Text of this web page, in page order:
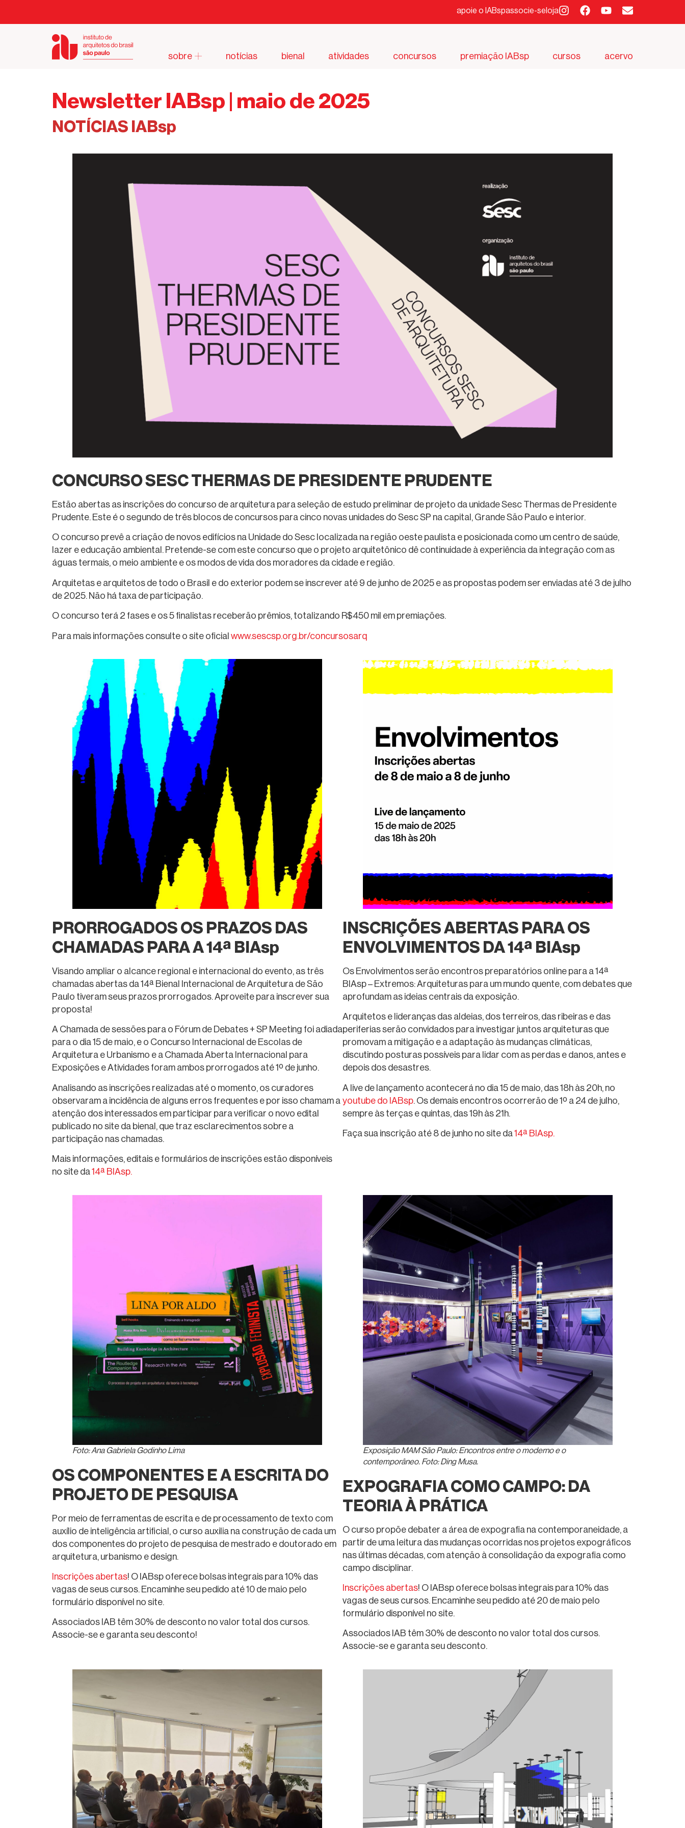
apoie o IABspassocie-seloja
sobre notícias bienal atividades concursos premiação IABsp cursos acervo
Newsletter IABsp | maio de 2025
NOTÍCIAS IABsp
CONCURSO SESC THERMAS DE PRESIDENTE PRUDENTE
Estão abertas as inscrições do concurso de arquitetura para seleção de estudo preliminar de projeto da unidade Sesc Thermas de Presidente
Prudente. Este é o segundo de três blocos de concursos para cinco novas unidades do Sesc SP na capital, Grande São Paulo e interior.
O concurso prevê a criação de novos edifícios na Unidade do Sesc localizada na região oeste paulista e posicionada como um centro de saúde,
lazer e educação ambiental. Pretende-se com este concurso que o projeto arquitetônico dê continuidade à experiência da integração com as
águas termais, o meio ambiente e os modos de vida dos moradores da cidade e região.
Arquitetas e arquitetos de todo o Brasil e do exterior podem se inscrever até 9 de junho de 2025 e as propostas podem ser enviadas até 3 de julho
de 2025. Não há taxa de participação.
O concurso terá 2 fases e os 5 finalistas receberão prêmios, totalizando R$450 mil em premiações.
Para mais informações consulte o site oficial www.sescsp.org.br/concursosarq
PRORROGADOS OS PRAZOS DAS
CHAMADAS PARA A 14ª BIAsp
Visando ampliar o alcance regional e internacional do evento, as três
chamadas abertas da 14ª Bienal Internacional de Arquitetura de São
Paulo tiveram seus prazos prorrogados. Aproveite para inscrever sua
proposta!
A Chamada de sessões para o Fórum de Debates + SP Meeting foi adiada
para o dia 15 de maio, e o Concurso Internacional de Escolas de
Arquitetura e Urbanismo e a Chamada Aberta Internacional para
Exposições e Atividades foram ambos prorrogados até 1º de junho.
Analisando as inscrições realizadas até o momento, os curadores
observaram a incidência de alguns erros frequentes e por isso chamam a
atenção dos interessados em participar para verificar o novo edital
publicado no site da bienal, que traz esclarecimentos sobre a
participação nas chamadas.
Mais informações, editais e formulários de inscrições estão disponíveis
no site da14ª BIAsp.
INSCRIÇÕES ABERTAS PARA OS
ENVOLVIMENTOS DA 14ª BIAsp
Os Envolvimentos serão encontros preparatórios online para a 14ª
BIAsp – Extremos: Arquiteturas para um mundo quente, com debates que
aprofundam as ideias centrais da exposição.
Arquitetos e lideranças das aldeias, dos terreiros, das ribeiras e das
periferias serão convidados para investigar juntos arquiteturas que
promovam a mitigação e a adaptação às mudanças climáticas,
discutindo posturas possíveis para lidar com as perdas e danos, antes e
depois dos desastres.
A live de lançamento acontecerá no dia 15 de maio, das 18h às 20h, no
youtube do IABsp. Os demais encontros ocorrerão de 1º a 24 de julho,
sempre às terças e quintas, das 19h às 21h.
Faça sua inscrição até 8 de junho no site da14ª BIAsp.
Foto: Ana Gabriela Godinho Lima
OS COMPONENTES E A ESCRITA DO
PROJETO DE PESQUISA
Por meio de ferramentas de escrita e de processamento de texto com
auxílio de inteligência artificial, o curso auxilia na construção de cada um
dos componentes do projeto de pesquisa de mestrado e doutorado em
arquitetura, urbanismo e design.
Inscrições abertas! O IABsp oferece bolsas integrais para 10% das
vagas de seus cursos. Encaminhe seu pedido até 10 de maio pelo
formulário disponível no site.
Associados IAB têm 30% de desconto no valor total dos cursos.
Associe-se e garanta seu desconto!
Exposição MAM São Paulo: Encontros entre o moderno e o
contemporâneo. Foto: Ding Musa.
EXPOGRAFIA COMO CAMPO: DA
TEORIA À PRÁTICA
O curso propõe debater a área de expografia na contemporaneidade, a
partir de uma leitura das mudanças ocorridas nos projetos expográficos
nas últimas décadas, com atenção à consolidação da expografia como
campo disciplinar.
Inscrições abertas! O IABsp oferece bolsas integrais para 10% das
vagas de seus cursos. Encaminhe seu pedido até 20 de maio pelo
formulário disponível no site.
Associados IAB têm 30% de desconto no valor total dos cursos.
Associe-se e garanta seu desconto.